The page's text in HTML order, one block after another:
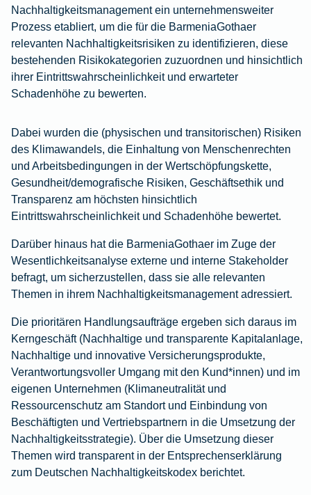
Nachhaltigkeitsmanagement ein unternehmensweiter
Prozess etabliert, um die für die BarmeniaGothaer
relevanten Nachhaltigkeitsrisiken zu identifizieren, diese
bestehenden Risikokategorien zuzuordnen und hinsichtlich
ihrer Eintrittswahrscheinlichkeit und erwarteter
Schadenhöhe zu bewerten.
Dabei wurden die (physischen und transitorischen) Risiken
des Klimawandels, die Einhaltung von Menschenrechten
und Arbeitsbedingungen in der Wertschöpfungskette,
Gesundheit/demografische Risiken, Geschäftsethik und
Transparenz am höchsten hinsichtlich
Eintrittswahrscheinlichkeit und Schadenhöhe bewertet.
Darüber hinaus hat die BarmeniaGothaer im Zuge der
Wesentlichkeitsanalyse externe und interne Stakeholder
befragt, um sicherzustellen, dass sie alle relevanten
Themen in ihrem Nachhaltigkeitsmanagement adressiert.
Die prioritären Handlungsaufträge ergeben sich daraus im
Kerngeschäft (Nachhaltige und transparente Kapitalanlage,
Nachhaltige und innovative Versicherungsprodukte,
Verantwortungsvoller Umgang mit den Kund*innen) und im
eigenen Unter­nehmen (Klimaneutralität und
Ressourcenschutz am Standort und Einbindung von
Beschäftigten und Vertriebspartnern in die Umsetzung der
Nachhaltigkeitsstrategie). Über die Umsetzung dieser
Themen wird transparent in der Entsprechenserklärung
zum Deutschen Nachhaltigkeitskodex berichtet.